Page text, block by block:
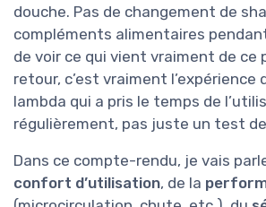
douche. Pas de changement de
compléments alimentaires
de voir ce qui vient vraiment de ce
retour, c’est vraiment l’expérience
lambda qui a pris le temps de
régulièrement, pas juste un test
Dans ce compte-rendu, je vais
confort d’utilisation, de la